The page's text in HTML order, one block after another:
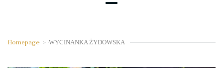
Homepage > WYCINANKA ŻYDOWSKA